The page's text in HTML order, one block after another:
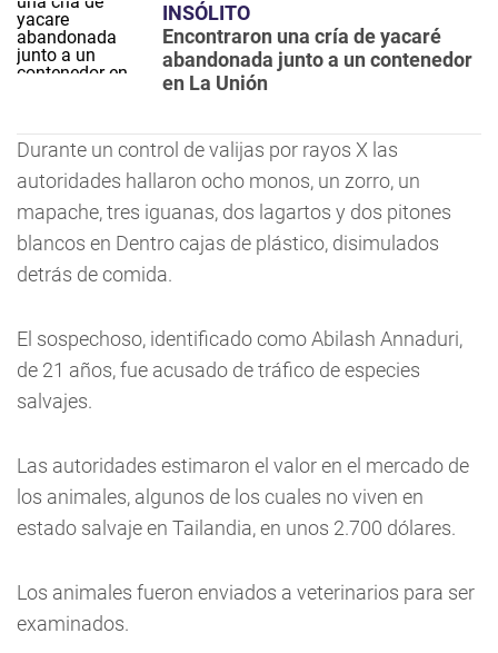
INSÓLITO
Encontraron una cría de yacaré
abandonada junto a un contenedor
en La Unión
Durante un control de valijas por rayos X las
autoridades hallaron ocho monos, un zorro, un
mapache, tres iguanas, dos lagartos y dos pitones
blancos en Dentro cajas de plástico, disimulados
detrás de comida.
El sospechoso, identificado como Abilash Annaduri,
de 21 años, fue acusado de tráfico de especies
salvajes.
Las autoridades estimaron el valor en el mercado de
los animales, algunos de los cuales no viven en
estado salvaje en Tailandia, en unos 2.700 dólares.
Los animales fueron enviados a veterinarios para ser
examinados.